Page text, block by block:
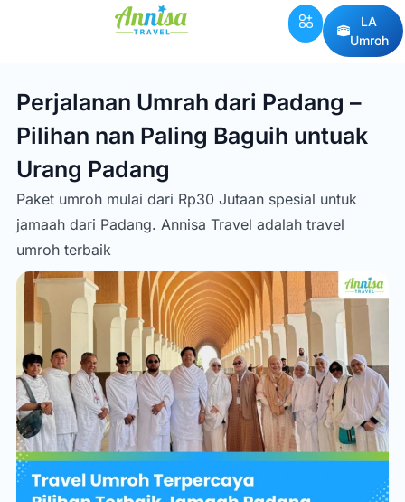
LA
Umroh
Perjalanan Umrah dari Padang –
Pilihan nan Paling Baguih untuak
Urang Padang
Paket umroh mulai dari Rp30 Jutaan spesial untuk
jamaah dari Padang. Annisa Travel adalah travel
umroh terbaik